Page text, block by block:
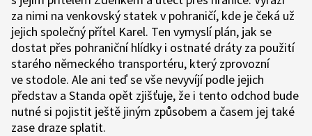
za nimi na venkovský statek v pohraničí, kde je čeká už
jejich společný přítel Karel. Ten vymyslí plán, jak se
dostat přes pohraniční hlídky i ostnaté dráty za použití
starého německého transportéru, který zprovozní
ve stodole. Ale ani teď se vše nevyvíjí podle jejich
představ a Standa opět zjišťuje, že i tento odchod bude
nutné si pojistit ještě jiným způsobem a časem jej také
zase draze splatit.